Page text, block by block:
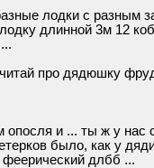
лодки с разным
длинной 3м 12
про дядюшку
опосля и ... ты ж у
было, как у
феерический длбб ...